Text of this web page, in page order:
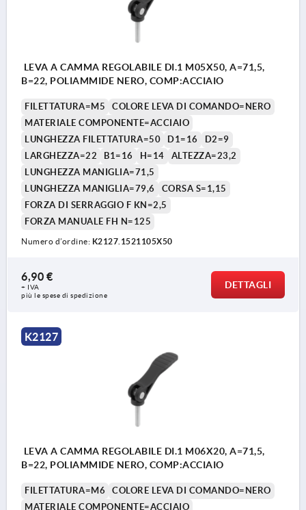
LEVA A CAMMA REGOLABILE DI.1 M05X50, A=71,5,
B=22, POLIAMMIDE NERO, COMP:ACCIAIO
FILETTATURA=M5
COLORE LEVA DI COMANDO=NERO
MATERIALE COMPONENTE=ACCIAIO
LUNGHEZZA FILETTATURA=50
D1=16
D2=9
LARGHEZZA=22
B1=16 H=14
ALTEZZA=23,2
LUNGHEZZA MANIGLIA=71,5
LUNGHEZZA MANIGLIA=79,6
CORSA S=1,15
FORZA DI SERRAGGIO F KN=2,5
FORZA MANUALE FH N=125
Numero d’ordine: K2127.1521105X50
6,90 €
+ IVA
più le spese di spedizione
DETTAGLI
K2127
LEVA A CAMMA REGOLABILE DI.1 M06X20, A=71,5,
B=22, POLIAMMIDE NERO, COMP:ACCIAIO
FILETTATURA=M6
COLORE LEVA DI COMANDO=NERO
MATERIALE COMPONENTE=ACCIAIO